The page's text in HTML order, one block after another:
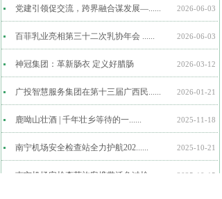
党建引领促交流，跨界融合谋发展—...... 2026-06-03
百菲乳业亮相第三十二次乳协年会 ...... 2026-06-03
神冠集团：革新肠衣 定义好腊肠 2026-03-12
广投智慧服务集团在第十三届广西民...... 2026-01-21
鹿呦山壮酒 | 千年壮乡等待的一...... 2025-11-18
南宁机场安全检查站全力护航202...... 2025-10-21
南宁机场安检查获旅客携带活兔过检 2025-10-15